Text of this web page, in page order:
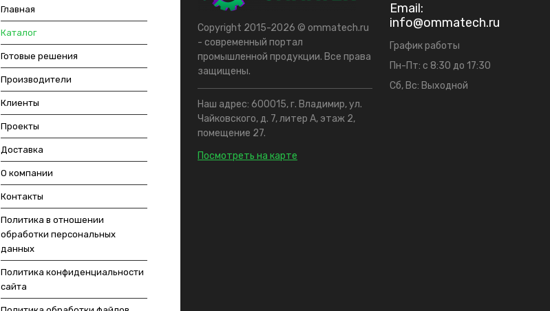
Главная
Каталог
Готовые решения
Производители
Клиенты
Проекты
Доставка
О компании
Контакты
Политика в отношении
обработки персональных
данных
Политика конфиденциальности
сайта
Copyright 2015-2026 © ommatech.ru
- современный портал
промышленной продукции. Все права
защищены.
Наш адрес: 600015, г. Владимир, ул.
Чайковского, д. 7, литер А, этаж 2,
помещение 27.
Посмотреть на карте
Email:
info@ommatech.ru
График работы
Пн-Пт: с 8:30 до 17:30
Сб, Вс: Выходной